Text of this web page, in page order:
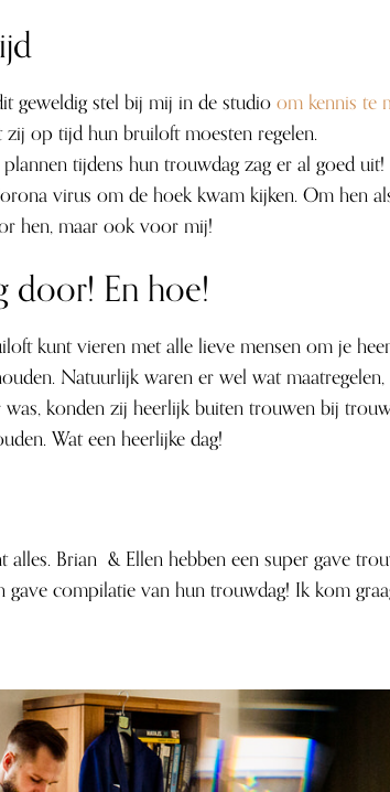
geweldig stel bij mij in de studioom kennis te
op tijd hun bruiloft moesten regelen.
tijdens hun trouwdag zag er al goed
virus om de hoek kwam kijken. Om hen
hen, maar ook voor mij!
door! En hoe!
kunt vieren met alle lieve mensen om je
Natuurlijk waren er wel wat
konden zij heerlijk buiten trouwen bij
Wat een heerlijke dag!
Brian & Ellen hebben een super gave
compilatie van hun trouwdag! Ik kom